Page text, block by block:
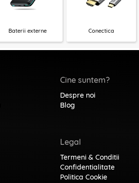
Baterii externe Conectica
Cine suntem?
Despre noi
Blog
Legal
Termeni & Conditii
Confidentialitate
Politica Cookie